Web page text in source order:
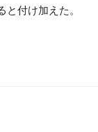
付け加えた。